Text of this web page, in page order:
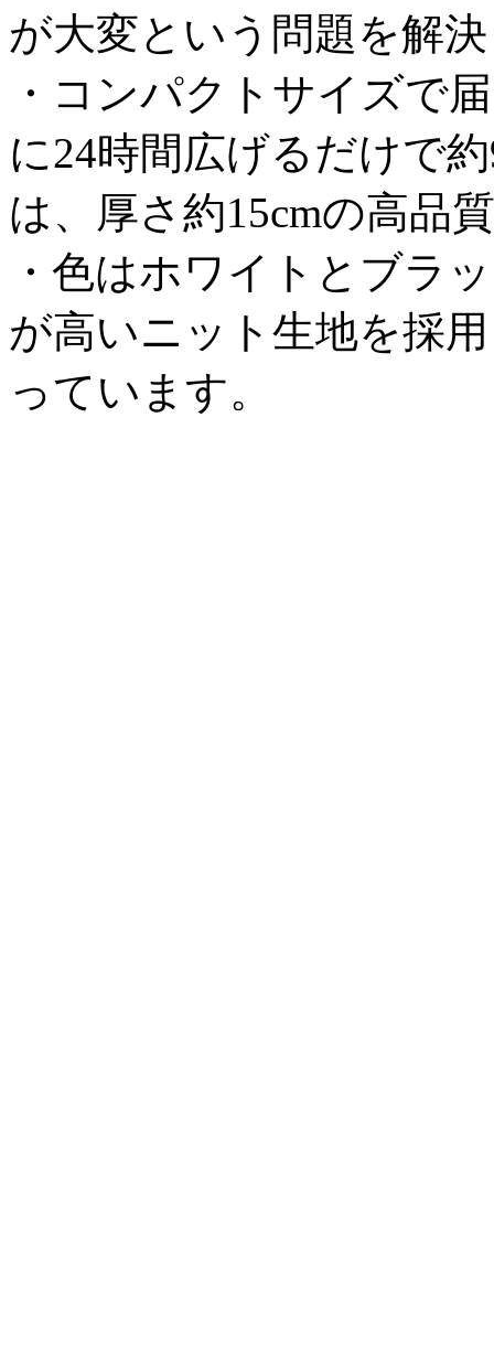
が大変という問題を解
・コンパクトサイズで
に24時間広げるだけで
は、厚さ約15cmの高品
・色はホワイトとブラ
が高いニット生地を採
っています。